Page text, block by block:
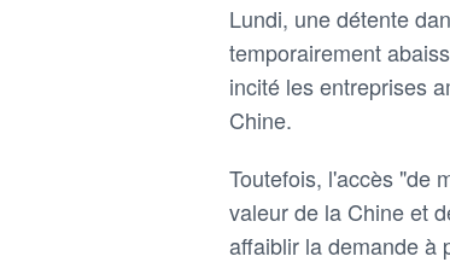
Lundi, une détente
temporairement
incité les entreprises
Chine.
Toutefois, l'accès "de
valeur de la Chine et
affaiblir la demande à